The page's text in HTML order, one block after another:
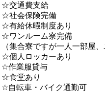
☆交通費支給
☆社会保険完備
☆有給休暇制度あり
☆ワンルーム寮完備
（集合寮ですが一人一部屋
☆個人ロッカーあり
☆作業服貸与
☆食堂あり
☆自転車・バイク通勤可